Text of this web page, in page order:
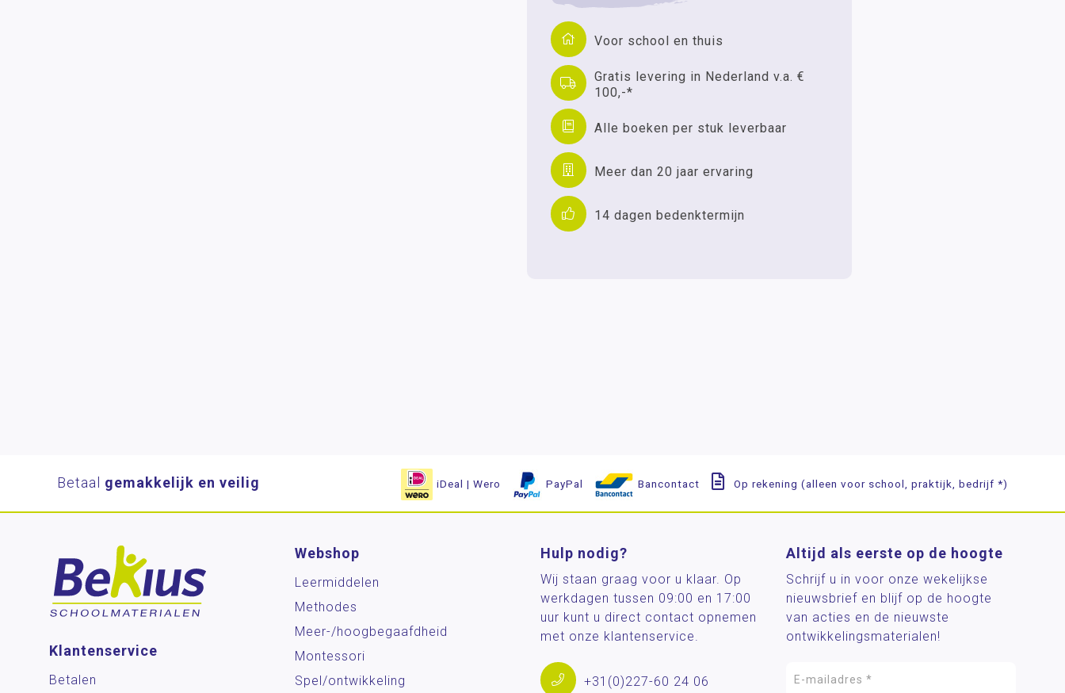
Voor school en thuis
Gratis levering in Nederland v.a. €
100,-*
Alle boeken per stuk leverbaar
Meer dan 20 jaar ervaring
14 dagen bedenktermijn
Betaal gemakkelijk en veilig iDeal | Wero PayPal Bancontact Op rekening (alleen voor school, praktijk, bedrijf *)
Klantenservice
Betalen
Webshop
Leermiddelen
Methodes
Meer-/hoog­begaafdheid
Montessori
Spel/ontwikkeling
Hulp nodig?
Wij staan graag voor u klaar. Op
werkdagen tussen 09:00 en 17:00
uur kunt u direct contact opnemen
met onze klantenservice.
+31(0)227-60 24 06
Altijd als eerste op de hoogte
Schrijf u in voor onze wekelijkse
nieuwsbrief en blijf op de hoogte
van acties en de nieuwste
ontwikkelingsmaterialen!